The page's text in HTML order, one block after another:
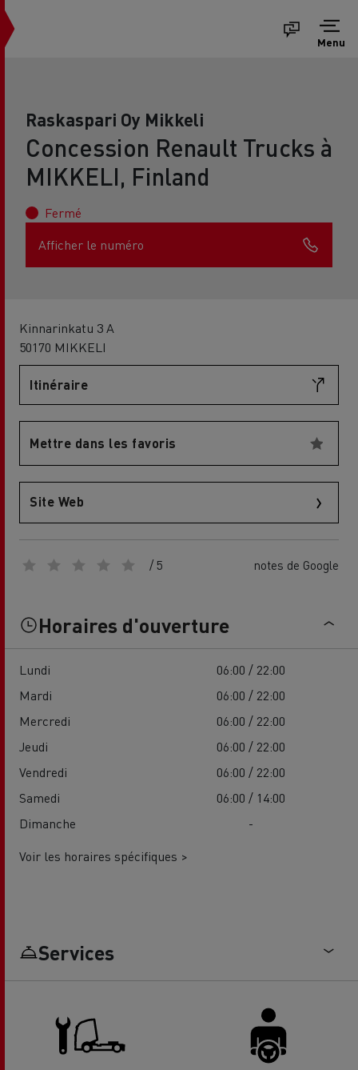
Menu
Raskaspari Oy Mikkeli
Concession Renault Trucks à
MIKKELI, Finland
Fermé
Afficher le numéro
Kinnarinkatu 3 A
50170 MIKKELI
Itinéraire
Mettre dans les favoris
Site Web
/ 5 notes de Google
Horaires d'ouverture
Lundi
06:00 / 22:00
Mardi
06:00 / 22:00
Mercredi
06:00 / 22:00
Jeudi
06:00 / 22:00
Vendredi
06:00 / 22:00
Samedi
06:00 / 14:00
Dimanche
-
Voir les horaires spécifiques >
Services